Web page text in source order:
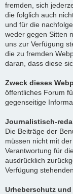
fremden, sich
die folglich auch
und für die
weder gegen Sitten
uns zur Verfügung
die zu fremden
daran, dass diese
Zweck dieses
öffentliches Forum
gegenseitige
Journalistisch-
Die Beiträge der
müssen nicht mit
Verantwortung für
ausdrücklich
Verfügung
Urheberschutz